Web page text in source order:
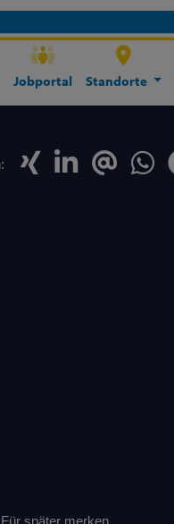
Jobportal Standorte
Für später merken